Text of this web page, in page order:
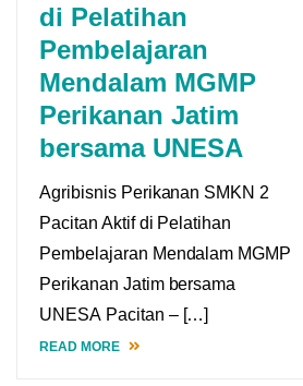
di Pelatihan
Pembelajaran
Mendalam MGMP
Perikanan Jatim
bersama UNESA
Agribisnis Perikanan SMKN 2
Pacitan Aktif di Pelatihan
Pembelajaran Mendalam MGMP
Perikanan Jatim bersama
UNESA Pacitan – […]
READ MORE